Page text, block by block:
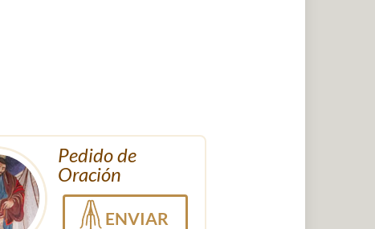
Pedido de
Oración
ENVIAR